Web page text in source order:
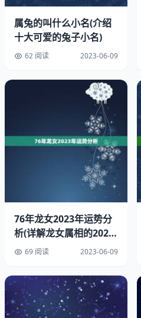
1.下载并安装测八字算命软件
2.输入出生年月日时等八个元
3.点击“测算”按钮，软件会自
析和预测。
使用测八字算命软件要注意以下
属兔的叫什么小名(介绍
十大可爱的兔子小名)
62 阅读 2023-06-09
76年龙女2023年运势分
析(详解龙女属相的2023
运势)69 阅读 2023-06-09